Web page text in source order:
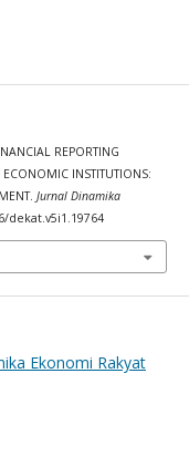
REPORTING
INSTITUTIONS:
Jurnal Dinamika
dekat.v5i1.19764
Ekonomi Rakyat